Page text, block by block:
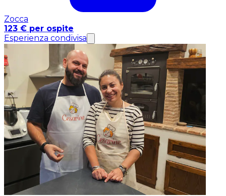
Zocca
123 € per ospite
Esperienza condivisa